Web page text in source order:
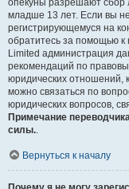
опекуны разрешают
младше 13 лет. Если вы
регистрирующемуся на
обратитесь за помощью к
Limited администрация
рекомендаций по
юридических отношений,
можно связаться по
юридических вопросов,
Примечание
силы..
Вернуться к началу